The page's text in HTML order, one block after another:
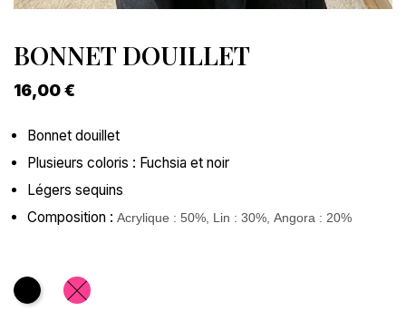
BONNET DOUILLET
16,00 €
Bonnet douillet
Plusieurs coloris : Fuchsia et noir
Légers sequins
Composition : Acrylique : 50%, Lin : 30%, Angora : 20%
Noir Fushia